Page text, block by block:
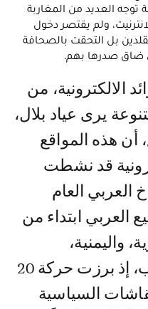
العديد من المغاربة
ولم يقتصر دخول
بل التحقت بالصحافة
ضاق صدرها بهم.
يرى عياد بلال،
أن هذه المواقع
قد نشطت
العام
العربي ابتداء من
واليمنية،
والليبية.... مروراً بالمغرب، إذ برزت حركة 20
السياسية